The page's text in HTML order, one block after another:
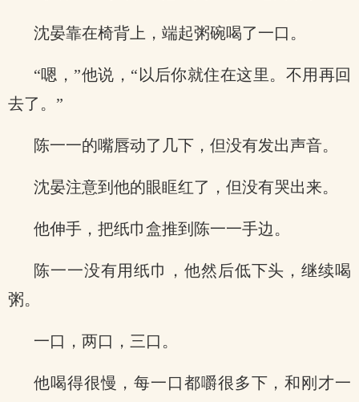
沈晏靠在椅背上，端起粥碗喝了一口。
“嗯，”他说，“以后你就住在这里。不用再回
去了。”
陈一一的嘴唇动了几下，但没有发出声音。
沈晏注意到他的眼眶红了，但没有哭出来。
他伸手，把纸巾盒推到陈一一手边。
陈一一没有用纸巾，他然后低下头，继续喝
粥。
一口，两口，三口。
他喝得很慢，每一口都嚼很多下，和刚才一